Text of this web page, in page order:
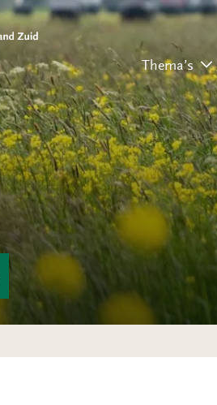
Thema’s